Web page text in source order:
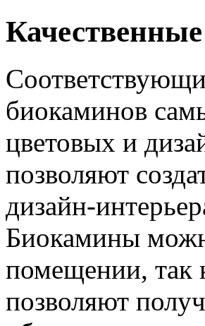
биокаминов
цветовых и
позволяют
дизайн-
Биокамины
помещении, так
позволяют